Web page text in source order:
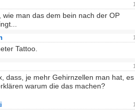
wie man das dem bein nach der OP
Tattoo.
dass, je mehr Gehirnzellen man hat,
warum die das machen?